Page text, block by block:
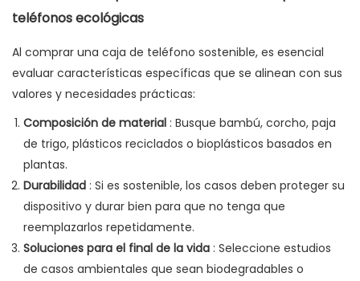
teléfonos ecológicas
Al comprar una caja de teléfono sostenible, es esencial
evaluar características específicas que se alinean con sus
valores y necesidades prácticas:
Composición de material : Busque bambú, corcho, paja
de trigo, plásticos reciclados o bioplásticos basados ​​en
plantas.
Durabilidad : Si es sostenible, los casos deben proteger su
dispositivo y durar bien para que no tenga que
reemplazarlos repetidamente.
Soluciones para el final de la vida : Seleccione estudios
de casos ambientales que sean biodegradables o